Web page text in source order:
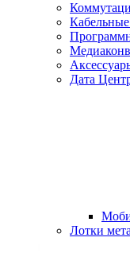
Дата
Лотки